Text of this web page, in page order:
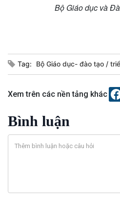
Bộ Giáo dục và
Tag: Bộ Giáo dục- đào tạo
Xem trên các nền tảng khác
Bình luận